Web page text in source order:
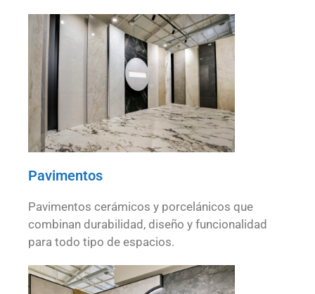
Pavimentos
Pavimentos cerámicos y porcelánicos que
combinan durabilidad, diseño y funcionalidad
para todo tipo de espacios.